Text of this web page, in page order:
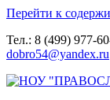
Перейти к
Тел.: 8 (499) 977-
dobro54@yandex.ru